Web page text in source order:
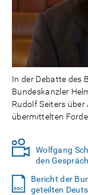
In der Debatte des
Bundeskanzler
Rudolf Seiters über
übermittelten
Wolfgang
den
Bericht der
geteilten